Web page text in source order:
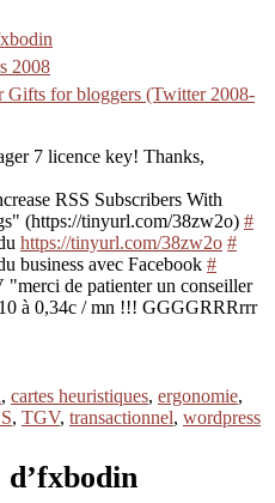
2008
Gifts for bloggers (Twitter 2008-
7 licence key! Thanks,
RSS Subscribers With
(https://tinyurl.com/38zw2o) #
https://tinyurl.com/38zw2o #
business avec Facebook #
de patienter un conseiller
à 0,34c / mn !!! GGGGRRRrrr
, cartes heuristiques, ergonomie,
, TGV, transactionnel, wordpress